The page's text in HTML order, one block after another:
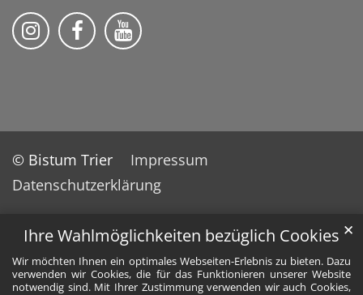
Ihre Wahlmöglichkeiten bezüglich Cookies
Wir möchten Ihnen ein optimales Webseiten-Erlebnis zu bieten. Dazu
verwenden wir Cookies, die für das Funktionieren unserer Website
notwendig sind. Mit Ihrer Zustimmung verwenden wir auch Cookies,
✕
Pfarreiengemeinschaft Grafschaft auf
Pfarreiengemeinschaft Grafschaft
Pfarreiengemeinschaft
© Bistum Trier
Impressum
Datenschutzerklärung